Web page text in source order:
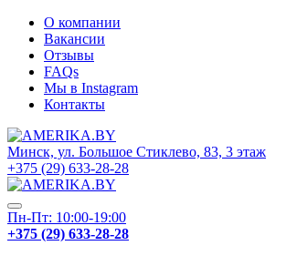
О компании
Вакансии
Отзывы
FAQs
Мы в Instagram
Контакты
Минск, ул. Большое Стиклево, 83, 3 этаж
+375 (29) 633-28-28
Пн-Пт: 10:00-19:00
+375 (29) 633-28-28